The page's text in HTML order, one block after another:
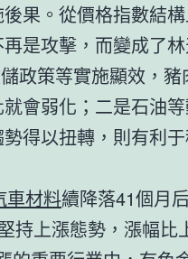
果。從價格指數結
是攻擊，而變成了
政策等實施顯效，
就會弱化；二是石油
得以扭轉，則有利
車材料續降落41個月
持上漲態勢，漲幅比